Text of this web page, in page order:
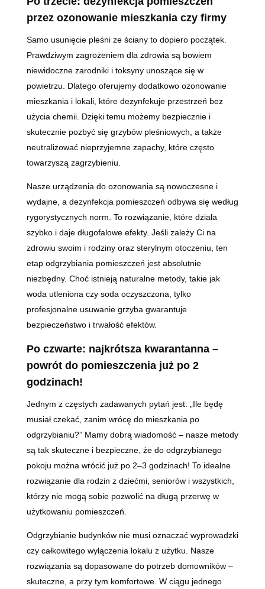
przez ozonowanie mieszkania czy firmy
Samo usunięcie pleśni ze ściany to dopiero początek.
Prawdziwym zagrożeniem dla zdrowia są bowiem
niewidoczne zarodniki i toksyny unoszące się w
powietrzu. Dlatego oferujemy dodatkowo ozonowanie
mieszkania i lokali, które dezynfekuje przestrzeń bez
użycia chemii. Dzięki temu możemy bezpiecznie i
skutecznie pozbyć się grzybów pleśniowych, a także
neutralizować nieprzyjemne zapachy, które często
towarzyszą zagrzybieniu.
Nasze urządzenia do ozonowania są nowoczesne i
wydajne, a dezynfekcja pomieszczeń odbywa się według
rygorystycznych norm. To rozwiązanie, które działa
szybko i daje długofalowe efekty. Jeśli zależy Ci na
zdrowiu swoim i rodziny oraz sterylnym otoczeniu, ten
etap odgrzybiania pomieszczeń jest absolutnie
niezbędny. Choć istnieją naturalne metody, takie jak
woda utleniona czy soda oczyszczona, tylko
profesjonalne usuwanie grzyba gwarantuje
bezpieczeństwo i trwałość efektów.
Po czwarte: najkrótsza kwarantanna –
powrót do pomieszczenia już po 2
godzinach!
Jednym z częstych zadawanych pytań jest: „Ile będę
musiał czekać, zanim wrócę do mieszkania po
odgrzybianiu?” Mamy dobrą wiadomość – nasze metody
są tak skuteczne i bezpieczne, że do odgrzybianego
pokoju można wrócić już po 2–3 godzinach! To idealne
rozwiązanie dla rodzin z dziećmi, seniorów i wszystkich,
którzy nie mogą sobie pozwolić na długą przerwę w
użytkowaniu pomieszczeń.
Odgrzybianie budynków nie musi oznaczać wyprowadzki
czy całkowitego wyłączenia lokalu z użytku. Nasze
rozwiązania są dopasowane do potrzeb domowników –
skuteczne, a przy tym komfortowe. W ciągu jednego